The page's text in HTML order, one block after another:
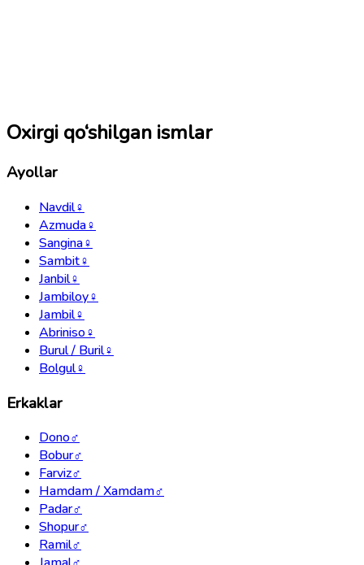
Oxirgi qo‘shilgan ismlar
Ayollar
Navdil♀
Azmuda♀
Sangina♀
Sambit♀
Janbil♀
Jambiloy♀
Jambil♀
Abriniso♀
Burul / Buril♀
Bolgul♀
Erkaklar
Dono♂
Bobur♂
Farviz♂
Hamdam / Xamdam♂
Padar♂
Shopur♂
Ramil♂